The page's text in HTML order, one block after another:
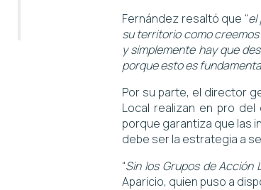
Fernández resaltó que “el
su territorio como
y simplemente hay que
porque esto es
Por su parte, el director
Local realizan en pro
porque garantiza que las
debe ser la estrategia a
“Sin los Grupos de
Aparicio, quien puso a